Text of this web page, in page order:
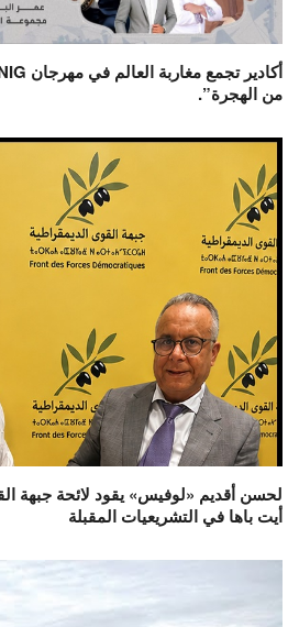
من الهجرة”.
لحسن أقديم «لوفيس» يقود لائحة جبهة
أيت باها في التشريعيات المقبلة